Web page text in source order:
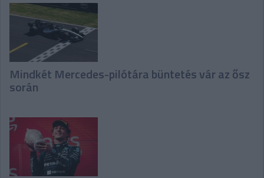
Mindkét Mercedes-pilótára büntetés vár az ősz
során